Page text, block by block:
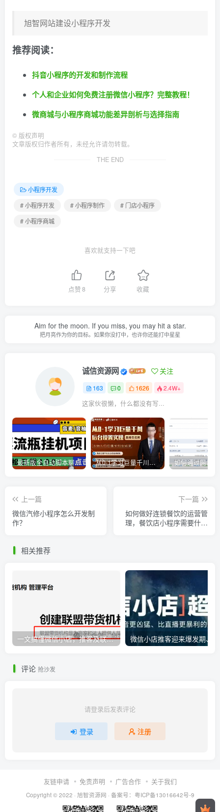
旭智网站建设小程序开发
推荐阅读：
抖音小程序的开发和制作流程
个人和企业如何免费注册微信小程序？完整教程！
微商城与小程序商城功能差异剖析与选择指南
© 版权声明
文章版权归作者所有，未经允许请勿转载。
THE END
小程序开发
# 小程序开发
# 小程序制作
# 门店小程序
# 小程序商城
喜欢就支持一下吧
点赞8 分享 收藏
Aim for the moon. If you miss, you may hit a star.
把月亮作为你的目标。如果你没打中，也许你还能打中星星
诚信资源网 关注
163 0 1626 2.4W+
这家伙很懒，什么都没有写...
最新版全自动脚本聊天挂机漂流瓶项目，单窗口稳定每天收益100+ 从0-1学习巨量千川，后台设置实操，直播带货篇，新手小白入门千川必听课
上一篇
微信汽修小程序怎么开发制
作？
下一篇
如何做好连锁餐饮的运营管
理，餐饮店小程序需要什么
相关推荐
一文搞懂微信小店，推客及联盟带货机构之间的相互联系
评论 抢沙发
请登录后发表评论
登录 注册
友链申请 免责声明 广告合作 关于我们
Copyright © 2022 · 旭智资源网 · 备案号： 粤ICP备13016642号-9